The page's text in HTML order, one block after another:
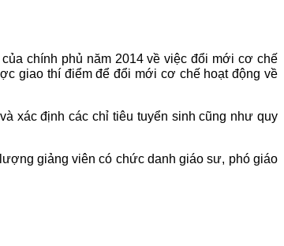
chính phủ năm 2014 về việc đổi mới cơ chế
giao thí điểm để đổi mới cơ chế hoạt động về
xác định các chỉ tiêu tuyển sinh cũng như quy
giảng viên có chức danh giáo sư, phó giáo